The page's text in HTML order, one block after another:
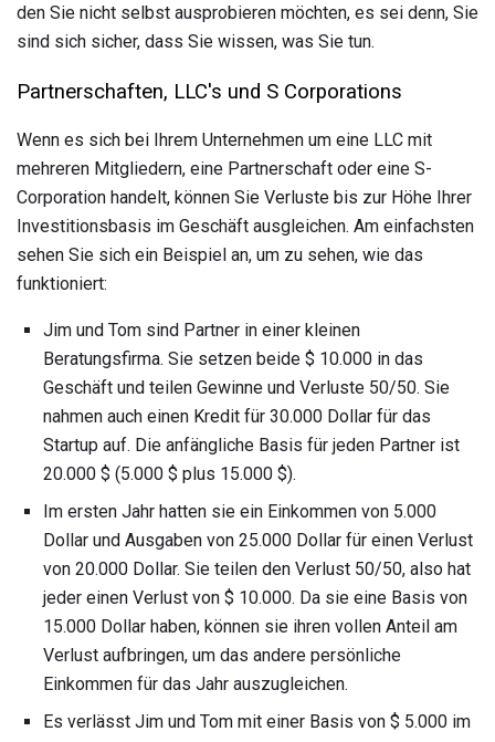
den Sie nicht selbst ausprobieren möchten, es sei denn, Sie
sind sich sicher, dass Sie wissen, was Sie tun.
Partnerschaften, LLC's und S Corporations
Wenn es sich bei Ihrem Unternehmen um eine LLC mit
mehreren Mitgliedern, eine Partnerschaft oder eine S-
Corporation handelt, können Sie Verluste bis zur Höhe Ihrer
Investitionsbasis im Geschäft ausgleichen. Am einfachsten
sehen Sie sich ein Beispiel an, um zu sehen, wie das
funktioniert:
Jim und Tom sind Partner in einer kleinen
Beratungsfirma. Sie setzen beide $ 10.000 in das
Geschäft und teilen Gewinne und Verluste 50/50. Sie
nahmen auch einen Kredit für 30.000 Dollar für das
Startup auf. Die anfängliche Basis für jeden Partner ist
20.000 $ (5.000 $ plus 15.000 $).
Im ersten Jahr hatten sie ein Einkommen von 5.000
Dollar und Ausgaben von 25.000 Dollar für einen Verlust
von 20.000 Dollar. Sie teilen den Verlust 50/50, also hat
jeder einen Verlust von $ 10.000. Da sie eine Basis von
15.000 Dollar haben, können sie ihren vollen Anteil am
Verlust aufbringen, um das andere persönliche
Einkommen für das Jahr auszugleichen.
Es verlässt Jim und Tom mit einer Basis von $ 5.000 im